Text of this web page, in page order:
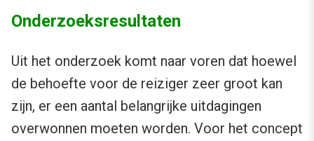
Onderzoeksresultaten
Uit het onderzoek komt naar voren dat hoewel
de behoefte voor de reiziger zeer groot kan
zijn, er een aantal belangrijke uitdagingen
overwonnen moeten worden. Voor het concept